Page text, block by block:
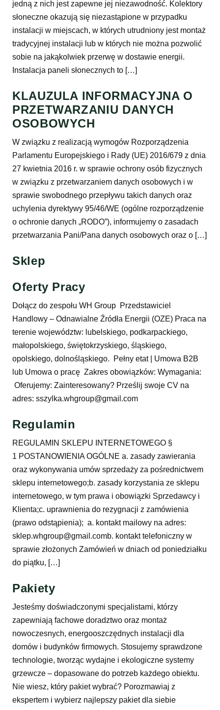
jedną z nich jest zapewne jej niezawodność. Kolektory
słoneczne okazują się niezastąpione w przypadku
instalacji w miejscach, w których utrudniony jest montaż
tradycyjnej instalacji lub w których nie można pozwolić
sobie na jakąkolwiek przerwę w dostawie energii.
Instalacja paneli słonecznych to […]
KLAUZULA INFORMACYJNA O
PRZETWARZANIU DANYCH
OSOBOWYCH
W związku z realizacją wymogów Rozporządzenia
Parlamentu Europejskiego i Rady (UE) 2016/679 z dnia
27 kwietnia 2016 r. w sprawie ochrony osób fizycznych
w związku z przetwarzaniem danych osobowych i w
sprawie swobodnego przepływu takich danych oraz
uchylenia dyrektywy 95/46/WE (ogólne rozporządzenie
o ochronie danych „RODO”), informujemy o zasadach
przetwarzania Pani/Pana danych osobowych oraz o […]
Sklep
Oferty Pracy
Dołącz do zespołu WH Group Przedstawiciel
Handlowy – Odnawialne Źródła Energii (OZE) Praca na
terenie województw: lubelskiego, podkarpackiego,
małopolskiego, świętokrzyskiego, śląskiego,
opolskiego, dolnośląskiego. Pełny etat | Umowa B2B
lub Umowa o pracę Zakres obowiązków: Wymagania:
Oferujemy: Zainteresowany? Prześlij swoje CV na
adres: sszylka.whgroup@gmail.com
Regulamin
REGULAMIN SKLEPU INTERNETOWEGO §
1 POSTANOWIENIA OGÓLNE a. zasady zawierania
oraz wykonywania umów sprzedaży za pośrednictwem
sklepu internetowego;b. zasady korzystania ze sklepu
internetowego, w tym prawa i obowiązki Sprzedawcy i
Klienta;c. uprawnienia do rezygnacji z zamówienia
(prawo odstąpienia); a. kontakt mailowy na adres:
sklep.whgroup@gmail.comb. kontakt telefoniczny w
sprawie złożonych Zamówień w dniach od poniedziałku
do piątku, […]
Pakiety
Jesteśmy doświadczonymi specjalistami, którzy
zapewniają fachowe doradztwo oraz montaż
nowoczesnych, energooszczędnych instalacji dla
domów i budynków firmowych. Stosujemy sprawdzone
technologie, tworząc wydajne i ekologiczne systemy
grzewcze – dopasowane do potrzeb każdego obiektu.
Nie wiesz, który pakiet wybrać? Porozmawiaj z
ekspertem i wybierz najlepszy pakiet dla siebie